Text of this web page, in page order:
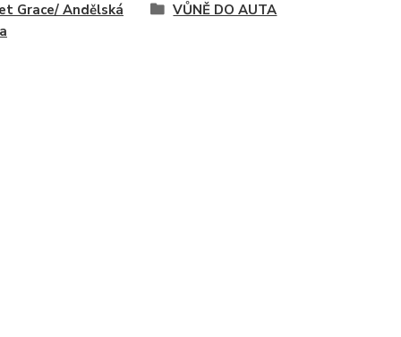
Grace/ Andělská
VŮNĚ DO AUTA